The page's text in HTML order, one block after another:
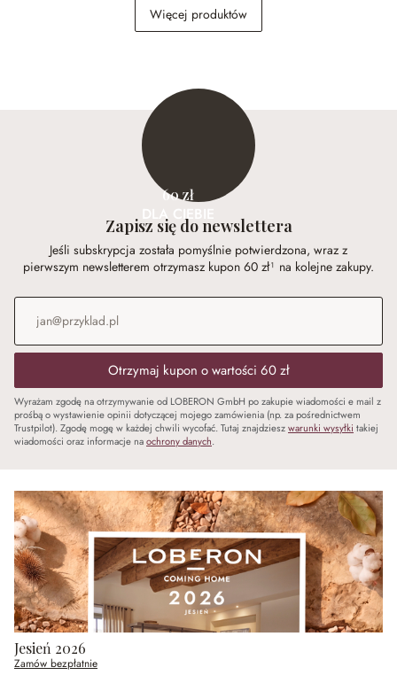
Pojemnik, zestaw 2 szt.
Kołdra pikowana Arasta
Więcej produktów
60 zł
DLA CIEBIE
Zapisz się do newslettera
Jeśli subskrypcja została pomyślnie potwierdzona, wraz z
pierwszym newsletterem otrzymasz kupon 60 zł¹ na kolejne zakupy.
Adres e-mail
Otrzymaj kupon o wartości 60 zł
Wyrażam zgodę na otrzymywanie od LOBERON GmbH po zakupie wiadomości e mail z
prośbą o wystawienie opinii dotyczącej mojego zamówienia (np. za pośrednictwem
Trustpilot). Zgodę mogę w każdej chwili wycofać. Tutaj znajdzieszwarunki wysyłki takiej
wiadomości oraz informacje naochrony danych.
Jesień 2026
Zamów bezpłatnie